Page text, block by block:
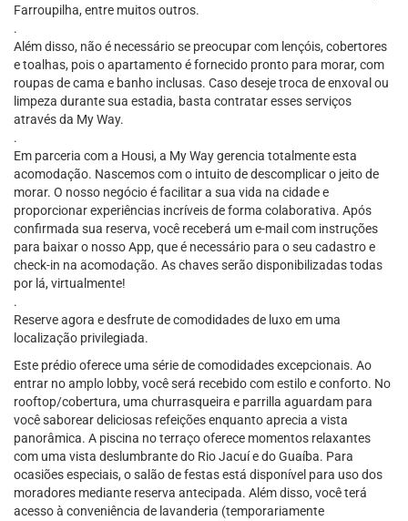
Farroupilha, entre muitos outros.
.
Além disso, não é necessário se preocupar com lençóis, cobertores
e toalhas, pois o apartamento é fornecido pronto para morar, com
roupas de cama e banho inclusas. Caso deseje troca de enxoval ou
limpeza durante sua estadia, basta contratar esses serviços
através da My Way.
.
Em parceria com a Housi, a My Way gerencia totalmente esta
acomodação. Nascemos com o intuito de descomplicar o jeito de
morar. O nosso negócio é facilitar a sua vida na cidade e
proporcionar experiências incríveis de forma colaborativa. Após
confirmada sua reserva, você receberá um e-mail com instruções
para baixar o nosso App, que é necessário para o seu cadastro e
check-in na acomodação. As chaves serão disponibilizadas todas
por lá, virtualmente!
.
Reserve agora e desfrute de comodidades de luxo em uma
localização privilegiada.
Este prédio oferece uma série de comodidades excepcionais. Ao
entrar no amplo lobby, você será recebido com estilo e conforto. No
rooftop/cobertura, uma churrasqueira e parrilla aguardam para
você saborear deliciosas refeições enquanto aprecia a vista
panorâmica. A piscina no terraço oferece momentos relaxantes
com uma vista deslumbrante do Rio Jacuí e do Guaíba. Para
ocasiões especiais, o salão de festas está disponível para uso dos
moradores mediante reserva antecipada. Além disso, você terá
acesso à conveniência de lavanderia (temporariamente